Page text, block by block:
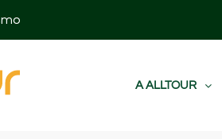
A ALLTOUR